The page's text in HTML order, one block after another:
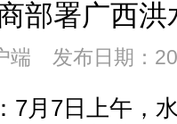
部署广西洪
端 发布日期：
7月7日上午，